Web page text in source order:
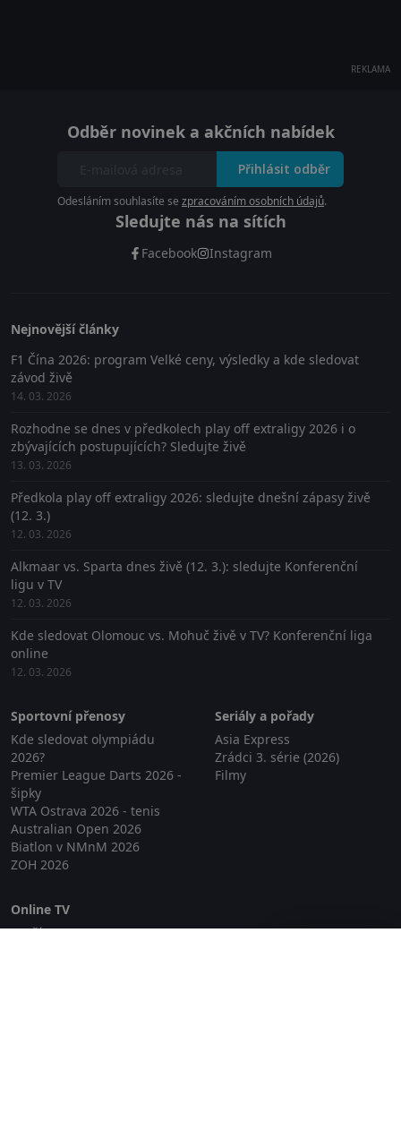
REKLAMA
Odběr novinek a akčních nabídek
Přihlásit odběr
Odesláním souhlasíte se zpracováním osobních údajů.
Sledujte nás na sítích
Facebook Instagram
Nejnovější články
F1 Čína 2026: program Velké ceny, výsledky a kde sledovat
závod živě
14. 03. 2026
Rozhodne se dnes v předkolech play off extraligy 2026 i o
zbývajících postupujících? Sledujte živě
13. 03. 2026
Předkola play off extraligy 2026: sledujte dnešní zápasy živě
(12. 3.)
12. 03. 2026
Alkmaar vs. Sparta dnes živě (12. 3.): sledujte Konferenční
ligu v TV
12. 03. 2026
Kde sledovat Olomouc vs. Mohuč živě v TV? Konferenční liga
online
12. 03. 2026
Sportovní přenosy
Kde sledovat olympiádu
2026?
Premier League Darts 2026 -
šipky
WTA Ostrava 2026 - tenis
Australian Open 2026
Biatlon v NMnM 2026
ZOH 2026
Seriály a pořady
Asia Express
Zrádci 3. série (2026)
Filmy
Online TV
Lepší.TV